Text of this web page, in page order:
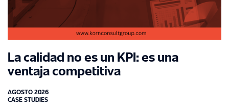
La calidad no es un KPI: es una
ventaja competitiva
AGOSTO 2026
CASE STUDIES